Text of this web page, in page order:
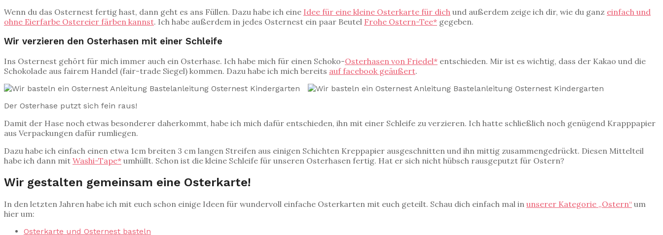
Wenn du das Osternest fertig hast, dann geht es ans Füllen. Dazu habe ich eine Idee für eine kleine Osterkarte für dich und außerdem zeige ich dir, wie du ganz einfach und
ohne Eierfarbe Ostereier färben kannst. Ich habe außerdem in jedes Osternest ein paar Beutel Frohe Ostern-Tee* gegeben.
Wir verzieren den Osterhasen mit einer Schleife
Ins Osternest gehört für mich immer auch ein Osterhase. Ich habe mich für einen Schoko-Osterhasen von Friedel* entschieden. Mir ist es wichtig, dass der Kakao und die
Schokolade aus fairem Handel (fair-trade Siegel) kommen. Dazu habe ich mich bereits auf facebook geäußert.
Der Osterhase putzt sich fein raus!
Damit der Hase noch etwas besonderer daherkommt, habe ich mich dafür entschieden, ihn mit einer Schleife zu verzieren. Ich hatte schließlich noch genügend Krapppapier
aus Verpackungen dafür rumliegen.
Dazu habe ich einfach einen etwa 1cm breiten 3 cm langen Streifen aus einigen Schichten Kreppapier ausgeschnitten und ihn mittig zusammengedrückt. Diesen Mittelteil
habe ich dann mit Washi-Tape* umhüllt. Schon ist die kleine Schleife für unseren Osterhasen fertig. Hat er sich nicht hübsch rausgeputzt für Ostern?
Wir gestalten gemeinsam eine Osterkarte!
In den letzten Jahren habe ich mit euch schon einige Ideen für wundervoll einfache Osterkarten mit euch geteilt. Schau dich einfach mal in unserer Kategorie „Ostern“ um
hier um:
Osterkarte und Osternest basteln